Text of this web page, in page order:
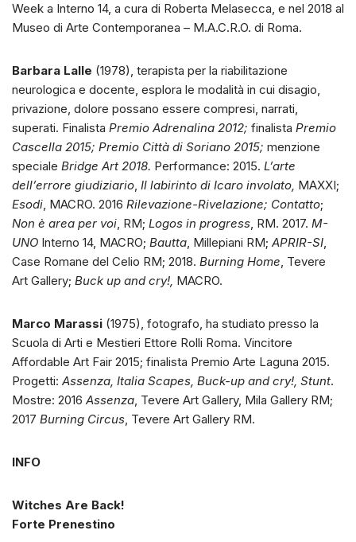
Week a Interno 14, a cura di Roberta Melasecca, e nel 2018 al
Museo di Arte Contemporanea – M.A.C.R.O. di Roma.
Barbara Lalle (1978), terapista per la riabilitazione
neurologica e docente, esplora le modalità in cui disagio,
privazione, dolore possano essere compresi, narrati,
superati. Finalista Premio Adrenalina 2012; finalista Premio
Cascella 2015; Premio Città di Soriano 2015; menzione
speciale Bridge Art 2018. Performance: 2015. L’arte
dell’errore giudiziario, Il labirinto di Icaro involato, MAXXI;
Esodi, MACRO. 2016 Rilevazione-Rivelazione; Contatto;
Non è area per voi, RM; Logos in progress, RM. 2017. M-
UNO Interno 14, MACRO; Bautta, Millepiani RM; APRIR-SI,
Case Romane del Celio RM; 2018. Burning Home, Tevere
Art Gallery; Buck up and cry!, MACRO.
Marco Marassi (1975), fotografo, ha studiato presso la
Scuola di Arti e Mestieri Ettore Rolli Roma. Vincitore
Affordable Art Fair 2015; finalista Premio Arte Laguna 2015.
Progetti: Assenza, Italia Scapes, Buck-up and cry!, Stunt.
Mostre: 2016 Assenza, Tevere Art Gallery, Mila Gallery RM;
2017 Burning Circus, Tevere Art Gallery RM.
INFO
Witches Are Back!
Forte Prenestino